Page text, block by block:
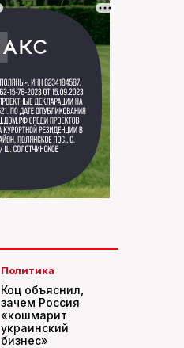
Политика
Коц объяснил,
зачем Россия
«кошмарит
украинский
бизнес»